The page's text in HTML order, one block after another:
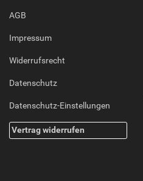
AGB
Impressum
Widerrufsrecht
Datenschutz
Datenschutz-Einstellungen
Vertrag widerrufen